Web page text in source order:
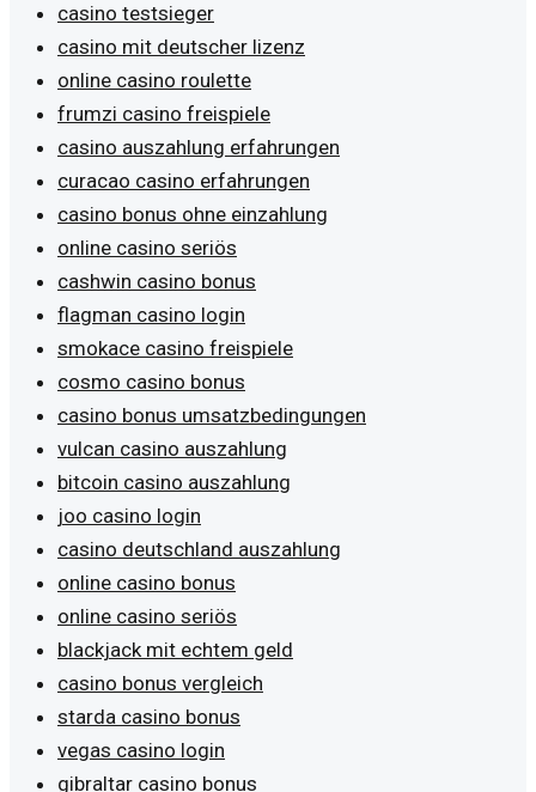
casino testsieger
casino mit deutscher lizenz
online casino roulette
frumzi casino freispiele
casino auszahlung erfahrungen
curacao casino erfahrungen
casino bonus ohne einzahlung
online casino seriös
cashwin casino bonus
flagman casino login
smokace casino freispiele
cosmo casino bonus
casino bonus umsatzbedingungen
vulcan casino auszahlung
bitcoin casino auszahlung
joo casino login
casino deutschland auszahlung
online casino bonus
online casino seriös
blackjack mit echtem geld
casino bonus vergleich
starda casino bonus
vegas casino login
gibraltar casino bonus